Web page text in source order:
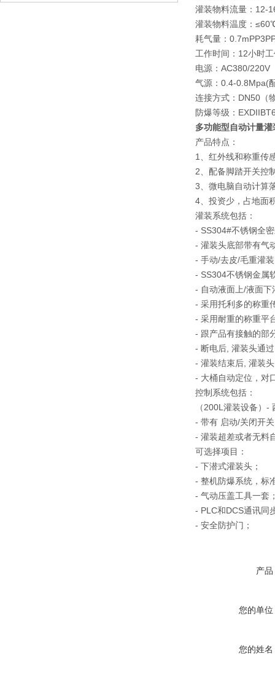
灌装物料流量：12-
灌装物料温度：
耗气量：
工作时间：12小时
电源：AC380/220V
气源：0.4-0.8Mpa(
连接方式：DN50（
防爆等级：
多功能型自动计量
产品特点：
1、红外线和称重传
2、配备脚踏开关控
3、微电脑自动计算
4、投资少，占地面
灌装系统包括：
- SS304#不锈钢全
- 灌装头底部带有气
- 手动/去皮/毛重灌
- SS304不锈钢金属
- 自动液面上/液面
- 采用托利多的称重
- 采用耐重的称重平
- 跟产品有接触的部
- 断电后, 灌装头通
- 灌装结束后, 灌装
- 大桶自动定位，对
控制系统包括：
（200L灌装设备）-
- 带有 启动/关闭开
- 灌装超差或者无料
可选择项目：
- 下潜式灌装头；
- 整机防爆系统，标
- 气动压盖工具一套
- PLC和DCS通讯同
- 安全防护门；
产品
您的单位
您的姓名